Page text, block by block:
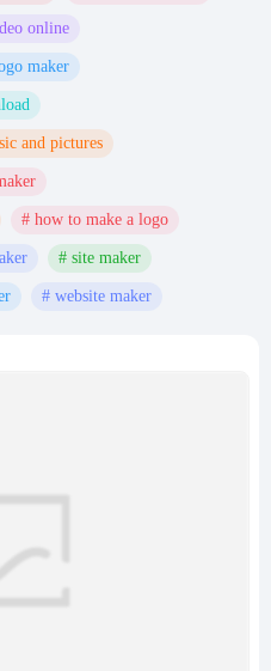
online
maker
and pictures
# how to make a logo
# site maker
# website maker